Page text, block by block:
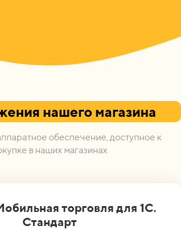
нашего магазина
обеспечение, доступное к
в наших магазинах
торговля для 1С.
Стандарт